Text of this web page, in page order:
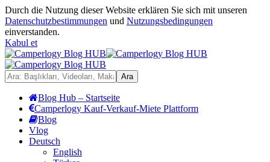
Durch die Nutzung dieser Website erklären Sie sich mit unseren
Datenschutzbestimmungen und Nutzungsbedingungen
einverstanden.
Kabul et
Blog Hub – Startseite
Camperlogy Kauf-Verkauf-Miete Plattform
Blog
Vlog
Deutsch
English